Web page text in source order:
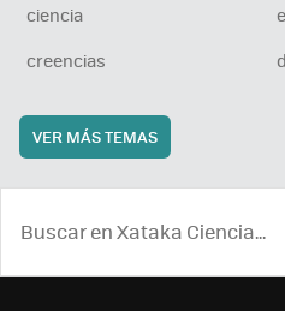
ciencia
creencias
VER MÁS TEMAS